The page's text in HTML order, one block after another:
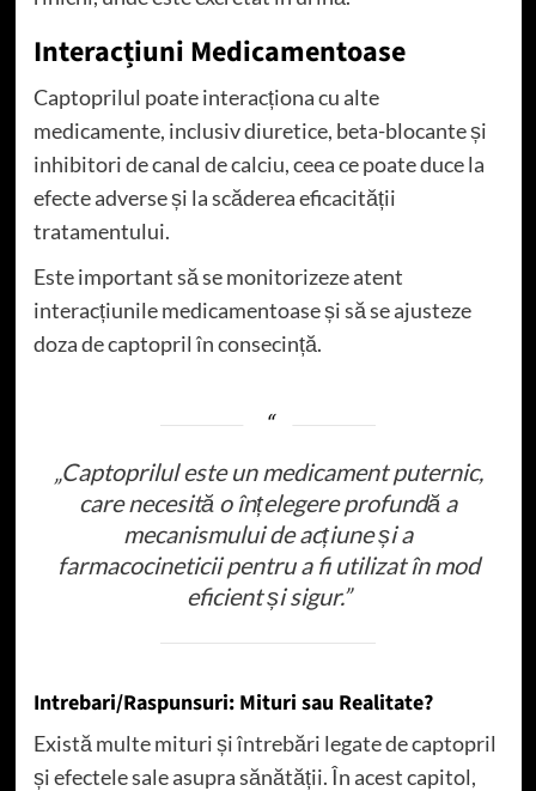
Interacțiuni Medicamentoase
Captoprilul poate interacționa cu alte
medicamente, inclusiv diuretice, beta-blocante și
inhibitori de canal de calciu, ceea ce poate duce la
efecte adverse și la scăderea eficacității
tratamentului.
Este important să se monitorizeze atent
interacțiunile medicamentoase și să se ajusteze
doza de captopril în consecință.
„Captoprilul este un medicament puternic,
care necesită o înțelegere profundă a
mecanismului de acțiune și a
farmacocineticii pentru a fi utilizat în mod
eficient și sigur.”
Intrebari/Raspunsuri: Mituri sau Realitate?
Există multe mituri și întrebări legate de captopril
și efectele sale asupra sănătății. În acest capitol,